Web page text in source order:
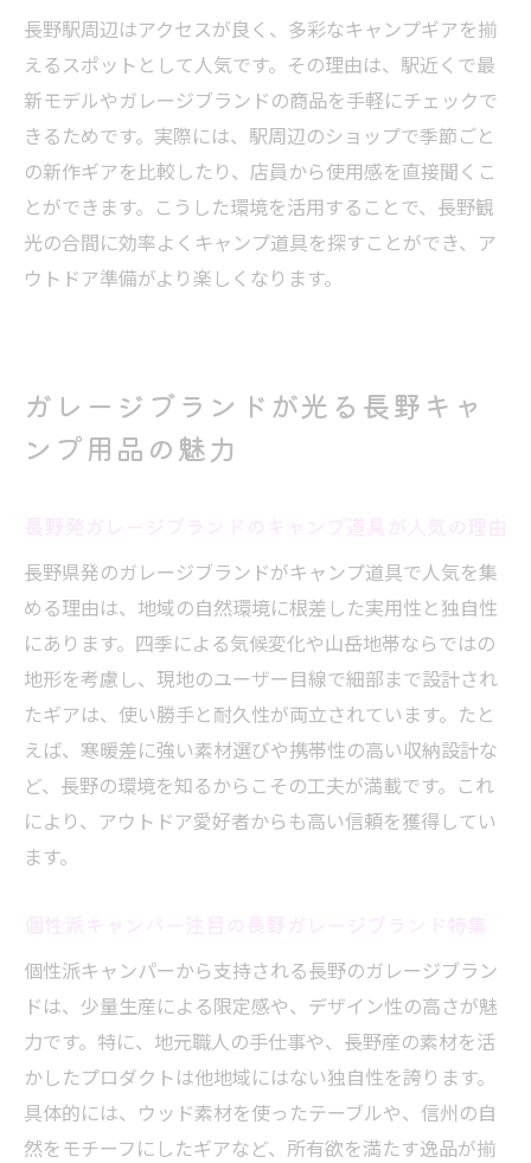
長野の自然を満喫するための必須キャンプ
ギア
信州の風土に合うキャンプ用品とその選定
基準
アウトドア好き必見の長野県キャンプ事情
長野県で体験する多彩なキャンプスタイル
紹介
キャンプ道具の進化と長野アウトドアの魅
説
おしゃれなキャンパーが集う長野のアウト
長野県のキャンプ事情とおすすめギア情報
こだわり派が注目する長野のガレージブランド
個性派キャンパーに支持される長野発ブラ
ンド
長野県で人気のガレージブランド魅力比較
地元発信のキャンプ道具で差をつける選び
方
ガレージブランドならではの機能美と使い
イド
長野で理想のキャンプギアを見つけるヒント
長野県で理想のキャンプ道具と出会う方法
ガレージブランドとショップの上手な活用
術
長野駅周辺はアクセスが良く、多彩なキャンプギアを揃
えるスポットとして人気です。その理由は、駅近くで最
新モデルやガレージブランドの商品を手軽にチェックで
きるためです。実際には、駅周辺のショップで季節ごと
の新作ギアを比較したり、店員から使用感を直接聞くこ
とができます。こうした環境を活用することで、長野観
光の合間に効率よくキャンプ道具を探すことができ、ア
ウトドア準備がより楽しくなります。
ガレージブランドが光る長野キャ
ンプ用品の魅力
長野県発のガレージブランドがキャンプ道具で人気を集
める理由は、地域の自然環境に根差した実用性と独自性
にあります。四季による気候変化や山岳地帯ならではの
地形を考慮し、現地のユーザー目線で細部まで設計され
たギアは、使い勝手と耐久性が両立されています。たと
えば、寒暖差に強い素材選びや携帯性の高い収納設計な
ど、長野の環境を知るからこその工夫が満載です。これ
により、アウトドア愛好者からも高い信頼を獲得してい
ます。
個性派キャンパーから支持される長野のガレージブラン
ドは、少量生産による限定感や、デザイン性の高さが魅
力です。特に、地元職人の手仕事や、長野産の素材を活
かしたプロダクトは他地域にはない独自性を誇ります。
具体的には、ウッド素材を使ったテーブルや、信州の自
然をモチーフにしたギアなど、所有欲を満たす逸品が揃